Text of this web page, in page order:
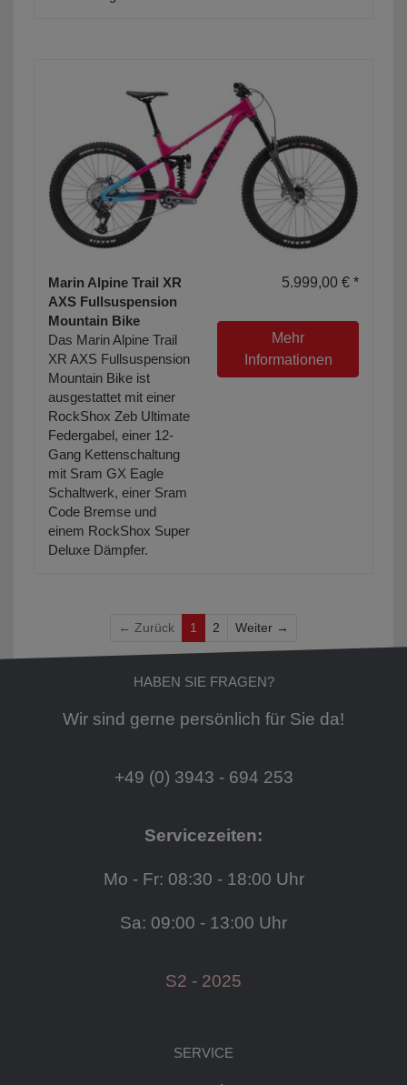
Marin Alpine Trail XR
AXS Fullsuspension
Mountain Bike
Das Marin Alpine Trail
XR AXS Fullsuspension
Mountain Bike ist
ausgestattet mit einer
RockShox Zeb Ultimate
Federgabel, einer 12-
Gang Kettenschaltung
mit Sram GX Eagle
Schaltwerk, einer Sram
Code Bremse und
einem RockShox Super
Deluxe Dämpfer.
5.999,00 € *
Mehr
Informationen
← Zurück 1 2 Weiter →
HABEN SIE FRAGEN?
Wir sind gerne persönlich für Sie da!
+49 (0) 3943 - 694 253
Servicezeiten:
Mo - Fr: 08:30 - 18:00 Uhr
Sa: 09:00 - 13:00 Uhr
S2 - 2025
SERVICE